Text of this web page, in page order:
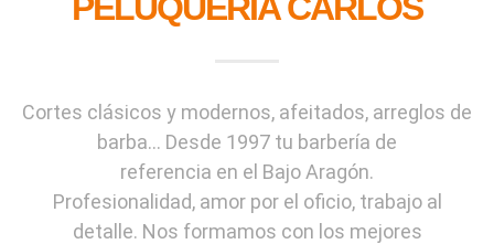
Cortes clásicos y modernos, afeitados, arreglos de
barba… Desde 1997 tu barbería de
referencia en el Bajo Aragón.
Profesionalidad, amor por el oficio, trabajo al
detalle. Nos formamos con los mejores